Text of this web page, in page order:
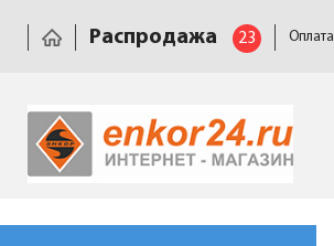
Распродажа 23 Оплата